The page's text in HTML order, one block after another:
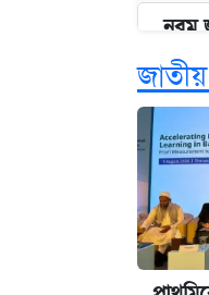
নবম
পাঁচ
কবে